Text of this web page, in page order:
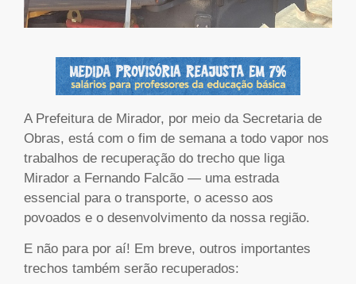
A Prefeitura de Mirador, por meio da Secretaria de
Obras, está com o fim de semana a todo vapor nos
trabalhos de recuperação do trecho que liga
Mirador a Fernando Falcão — uma estrada
essencial para o transporte, o acesso aos
povoados e o desenvolvimento da nossa região.
E não para por aí! Em breve, outros importantes
trechos também serão recuperados: